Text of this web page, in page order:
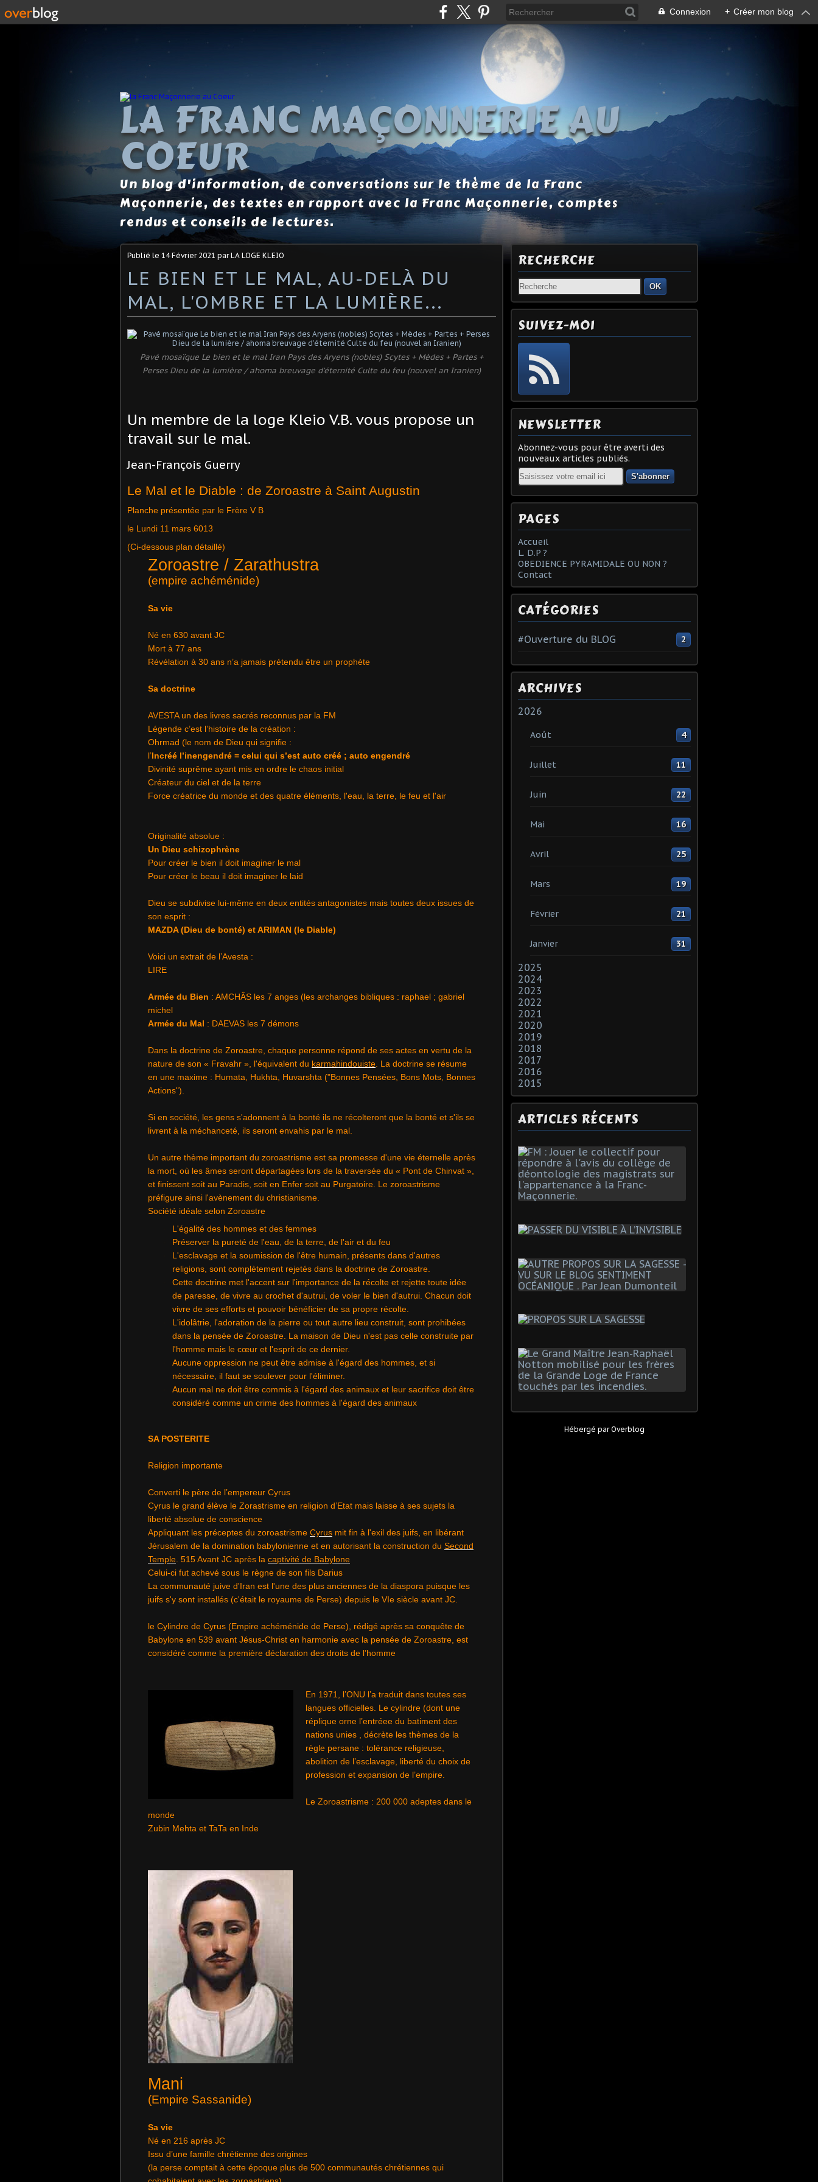
Connexion + Créer mon blog
LA FRANC MAÇONNERIE AU
COEUR
Un blog d'information, de conversations sur le thème de la Franc
Maçonnerie, des textes en rapport avec la Franc Maçonnerie, comptes
rendus et conseils de lectures.
Publié le 14 Février 2021 par LA LOGE KLEIO
LE BIEN ET LE MAL, AU-DELÀ DU
MAL, L'OMBRE ET LA LUMIÈRE...
Pavé mosaïque Le bien et le mal Iran Pays des Aryens (nobles) Scytes + Mèdes + Partes +
Perses Dieu de la lumière / ahoma breuvage d’éternité Culte du feu (nouvel an Iranien)
Un membre de la loge Kleio V.B. vous propose un
travail sur le mal.
Jean-François Guerry
Le Mal et le Diable : de Zoroastre à Saint Augustin
Planche présentée par le Frère V B
le Lundi 11 mars 6013
(Ci-dessous plan détaillé)
Zoroastre / Zarathustra
(empire achéménide)
Sa vie
Né en 630 avant JC
Mort à 77 ans
Révélation à 30 ans n’a jamais prétendu être un prophète
Sa doctrine
AVESTA un des livres sacrés reconnus par la FM
Légende c’est l’histoire de la création :
Ohrmad (le nom de Dieu qui signifie :
l’Incréé l’inengendré = celui qui s’est auto créé ; auto engendré
Divinité suprême ayant mis en ordre le chaos initial
Créateur du ciel et de la terre
Force créatrice du monde et des quatre éléments, l'eau, la terre, le feu et l'air
Originalité absolue :
Un Dieu schizophrène
Pour créer le bien il doit imaginer le mal
Pour créer le beau il doit imaginer le laid
Dieu se subdivise lui-même en deux entités antagonistes mais toutes deux issues de
son esprit :
MAZDA (Dieu de bonté) et ARIMAN (le Diable)
Voici un extrait de l’Avesta :
LIRE
Armée du Bien : AMCHÂS les 7 anges (les archanges bibliques : raphael ; gabriel
michel
Armée du Mal : DAEVAS les 7 démons
Dans la doctrine de Zoroastre, chaque personne répond de ses actes en vertu de la
nature de son « Fravahr », l'équivalent du karmahindouiste . La doctrine se résume
en une maxime : Humata, Hukhta, Huvarshta ("Bonnes Pensées, Bons Mots, Bonnes
Actions").
Si en société, les gens s'adonnent à la bonté ils ne récolteront que la bonté et s'ils se
livrent à la méchanceté, ils seront envahis par le mal.
Un autre thème important du zoroastrisme est sa promesse d'une vie éternelle après
la mort, où les âmes seront départagées lors de la traversée du « Pont de Chinvat »,
et finissent soit au Paradis, soit en Enfer soit au Purgatoire. Le zoroastrisme
préfigure ainsi l'avènement du christianisme.
Société idéale selon Zoroastre
L'égalité des hommes et des femmes
Préserver la pureté de l'eau, de la terre, de l'air et du feu
L'esclavage et la soumission de l'être humain, présents dans d'autres
religions, sont complètement rejetés dans la doctrine de Zoroastre.
Cette doctrine met l'accent sur l'importance de la récolte et rejette toute idée
de paresse, de vivre au crochet d'autrui, de voler le bien d'autrui. Chacun doit
vivre de ses efforts et pouvoir bénéficier de sa propre récolte.
L'idolâtrie, l'adoration de la pierre ou tout autre lieu construit, sont prohibées
dans la pensée de Zoroastre. La maison de Dieu n'est pas celle construite par
l'homme mais le cœur et l'esprit de ce dernier.
Aucune oppression ne peut être admise à l'égard des hommes, et si
nécessaire, il faut se soulever pour l'éliminer.
Aucun mal ne doit être commis à l'égard des animaux et leur sacrifice doit être
considéré comme un crime des hommes à l'égard des animaux
SA POSTERITE
Religion importante
Converti le père de l’empereur Cyrus
Cyrus le grand élève le Zorastrisme en religion d’Etat mais laisse à ses sujets la
liberté absolue de conscience
Appliquant les préceptes du zoroastrisme Cyrus mit fin à l'exil des juifs, en libérant
Jérusalem de la domination babylonienne et en autorisant la construction du Second
Temple . 515 Avant JC après la captivité de Babylone
Celui-ci fut achevé sous le règne de son fils Darius
La communauté juive d'Iran est l'une des plus anciennes de la diaspora puisque les
juifs s'y sont installés (c'était le royaume de Perse) depuis le VIe siècle avant JC.
le Cylindre de Cyrus (Empire achéménide de Perse), rédigé après sa conquête de
Babylone en 539 avant Jésus-Christ en harmonie avec la pensée de Zoroastre, est
considéré comme la première déclaration des droits de l’homme
En 1971, l’ONU l’a traduit dans toutes ses
langues officielles. Le cylindre (dont une
réplique orne l’entréee du batiment des
nations unies , décrète les thèmes de la
règle persane : tolérance religieuse,
abolition de l’esclavage, liberté du choix de
profession et expansion de l’empire.
Le Zoroastrisme : 200 000 adeptes dans le
monde
Zubin Mehta et TaTa en Inde
Mani
(Empire Sassanide)
Sa vie
Né en 216 après JC
Issu d’une famille chrétienne des origines
(la perse comptait à cette époque plus de 500 communautés chrétiennes qui
RECHERCHE
OK
SUIVEZ-MOI
NEWSLETTER
Abonnez-vous pour être averti des
nouveaux articles publiés.
Email
PAGES
Accueil
L. D.P ?
OBEDIENCE PYRAMIDALE OU NON ?
Contact
CATÉGORIES
#Ouverture du BLOG 2
ARCHIVES
2026
Août 4
Juillet 11
Juin 22
Mai 16
Avril 25
Mars 19
Février 21
Janvier 31
2025
2024
2023
2022
2021
2020
2019
2018
2017
2016
2015
ARTICLES RÉCENTS
Hébergé parOverblog